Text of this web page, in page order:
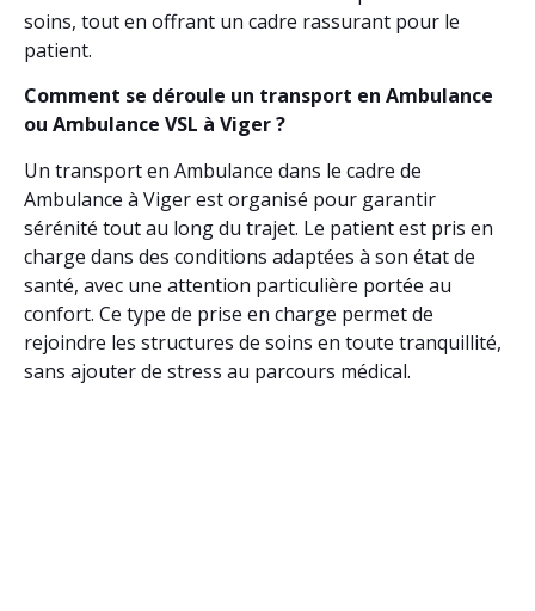
soins, tout en offrant un cadre rassurant pour le
patient.
Comment se déroule un transport en Ambulance
ou Ambulance VSL à Viger ?
Un transport en Ambulance dans le cadre de
Ambulance à Viger est organisé pour garantir
sérénité tout au long du trajet. Le patient est pris en
charge dans des conditions adaptées à son état de
santé, avec une attention particulière portée au
confort. Ce type de prise en charge permet de
rejoindre les structures de soins en toute tranquillité,
sans ajouter de stress au parcours médical.